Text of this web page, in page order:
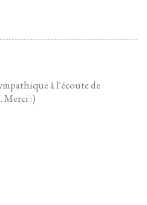
à l'écoute de
Merci :)